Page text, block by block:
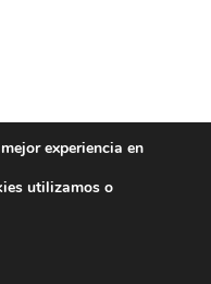
experiencia en
utilizamos o